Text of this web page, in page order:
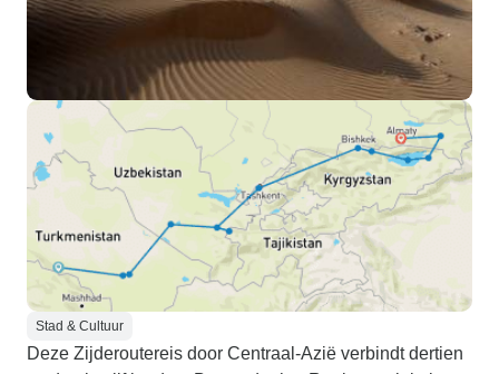
Stad & Cultuur
Deze Zijderoutereis door Centraal-Azië verbindt dertien